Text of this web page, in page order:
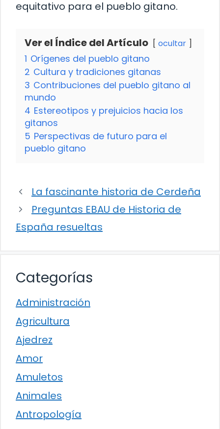
equitativo para el pueblo gitano.
Ver el Índice del Artículo ocultar
1 Orígenes del pueblo gitano
2 Cultura y tradiciones gitanas
3 Contribuciones del pueblo gitano al
mundo
4 Estereotipos y prejuicios hacia los
gitanos
5 Perspectivas de futuro para el
pueblo gitano
La fascinante historia de Cerdeña
Preguntas EBAU de Historia de
España resueltas
Categorías
Administración
Agricultura
Ajedrez
Amor
Amuletos
Animales
Antropología